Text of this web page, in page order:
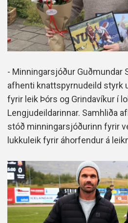
- Minningarsjóður Guðmundar
afhenti knattspyrnudeild styrk
fyrir leik Þórs og Grindavíkur í
Lengjudeildarinnar. Samhliða
stóð minningarsjóðurinn fyrir
lukkuleik fyrir áhorfendur á